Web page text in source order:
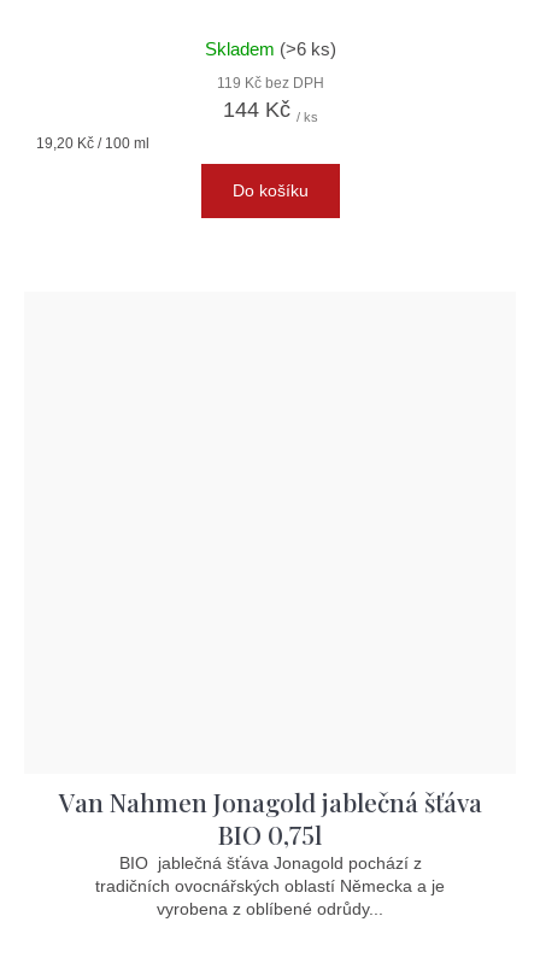
Skladem (>6 ks)
119 Kč bez DPH
144 Kč / ks
Měrná
19,20 Kč / 100 ml
Do košíku
Van Nahmen Jonagold jablečná šťáva
BIO 0,75l
BIO jablečná šťáva Jonagold pochází z
tradičních ovocnářských oblastí Německa a je
vyrobena z oblíbené odrůdy...